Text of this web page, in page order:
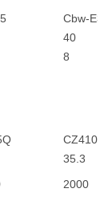
Cbw-
40
8
CZ4102
35.3
2000